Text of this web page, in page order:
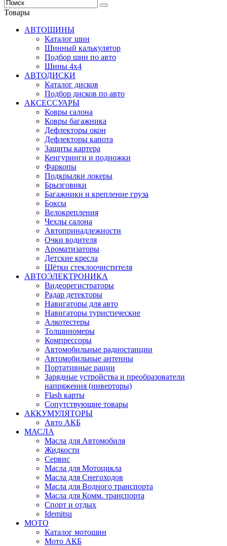
Товары
АВТОШИНЫ
Каталог шин
Шинный калькулятор
Подбор шин по авто
Шины 4x4
АВТОДИСКИ
Каталог дисков
Подбор дисков по авто
АКСЕССУАРЫ
Ковры салона
Ковры багажника
Дефлекторы окон
Дефлекторы капота
Защиты картера
Кенгуринги и подножки
Фаркопы
Подкрылки локеры
Брызговики
Багажники и крепление груза
Боксы
Велокрепления
Чехлы салона
Автопринадлежности
Очки водителя
Ароматизаторы
Детские кресла
Щётки стеклоочистителя
АВТОЭЛЕКТРОНИКА
Видеорегистраторы
Радар детекторы
Навигаторы для авто
Навигаторы туристические
Алкотестеры
Толщиномеры
Компрессоры
Автомобильные радиостанции
Автомобильные антенны
Портативные рации
Зарядные устройства и преобразователи
напряжения (инверторы)
Flash карты
Сопутствующие товары
АККУМУЛЯТОРЫ
Авто АКБ
МАСЛА
Масла для Автомобиля
Жидкости
Сервис
Масла для Мотоцикла
Масла для Снегоходов
Масла для Водного транспорта
Масла для Комм. транспорта
Спорт и отдых
Idemitsu
МОТО
Каталог мотошин
Мото АКБ